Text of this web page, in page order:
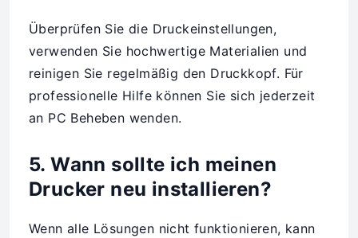
Überprüfen Sie die Druckeinstellungen,
verwenden Sie hochwertige Materialien und
reinigen Sie regelmäßig den Druckkopf. Für
professionelle Hilfe können Sie sich jederzeit
an PC Beheben wenden.
5. Wann sollte ich meinen
Drucker neu installieren?
Wenn alle Lösungen nicht funktionieren, kann